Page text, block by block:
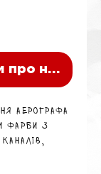
про
аерографа
фарби з